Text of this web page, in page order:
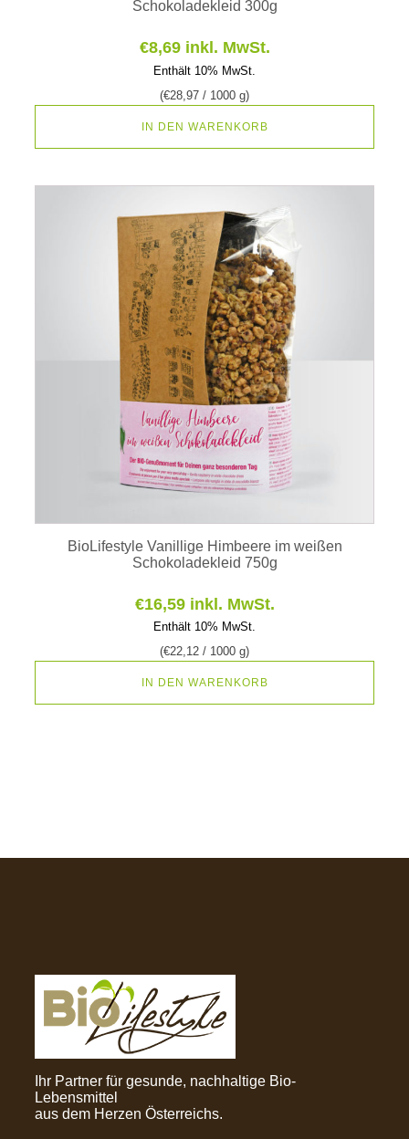
Schokoladekleid 300g
€8,69 inkl. MwSt.
Enthält 10% MwSt.
(€28,97 / 1000 g)
IN DEN WARENKORB
BioLifestyle Vanillige Himbeere im weißen
Schokoladekleid 750g
€16,59 inkl. MwSt.
Enthält 10% MwSt.
(€22,12 / 1000 g)
IN DEN WARENKORB
Ihr Partner für gesunde, nachhaltige Bio-
Lebensmittel
aus dem Herzen Österreichs.